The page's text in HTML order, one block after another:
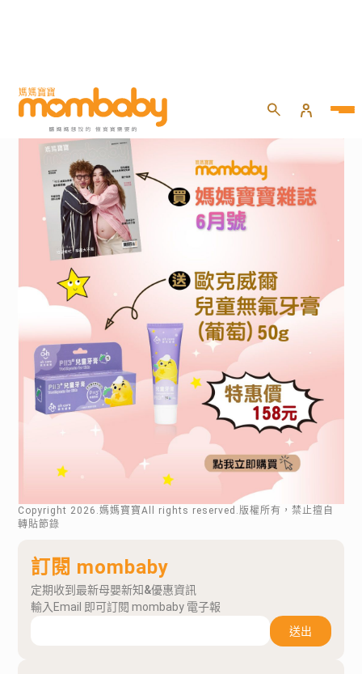
Copyright 2026 .媽媽寶寶All rights reserved.版權所有，禁止擅自
轉貼節錄
訂閱 mombaby
定期收到最新母嬰新知&優惠資訊
輸入Email 即可訂閱 mombaby 電子報
送出